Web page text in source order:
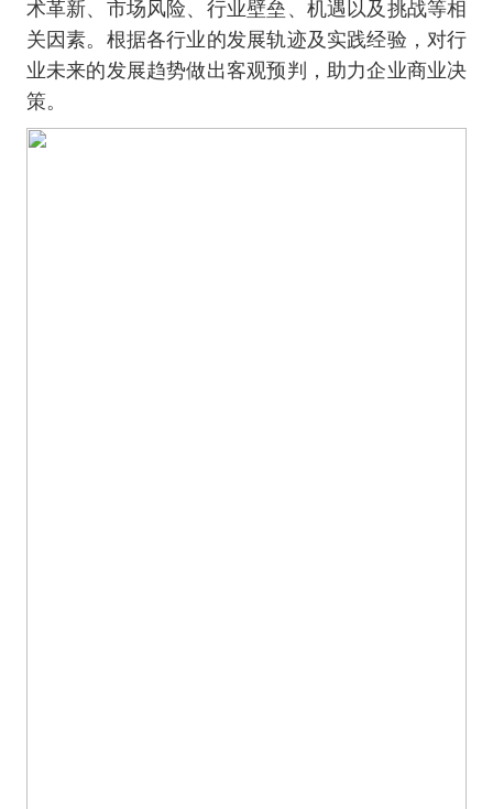
术革新、市场风险、行业壁垒、机遇以及挑战等相
关因素。根据各行业的发展轨迹及实践经验，对行
业未来的发展趋势做出客观预判，助力企业商业决
策。